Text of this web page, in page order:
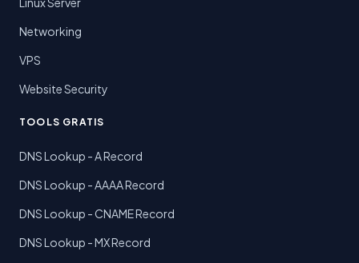
Networking
VPS
Website Security
TOOLS GRATIS
DNS Lookup - A Record
DNS Lookup - AAAA Record
DNS Lookup - CNAME Record
DNS Lookup - MX Record